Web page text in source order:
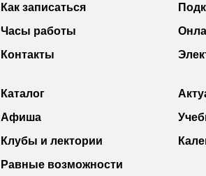
Как записаться
Часы работы
Контакты
Каталог
Афиша
Клубы и лектории
Равные возможности